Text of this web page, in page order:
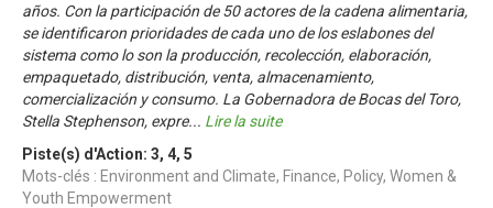
años. Con la participación de 50 actores de la cadena alimentaria,
se identificaron prioridades de cada uno de los eslabones del
sistema como lo son la producción, recolección, elaboración,
empaquetado, distribución, venta, almacenamiento,
comercialización y consumo. La Gobernadora de Bocas del Toro,
Stella Stephenson, expre... Lire la suite
Piste(s) d'Action: 3, 4, 5
Mots-clés : Environment and Climate, Finance, Policy, Women &
Youth Empowerment